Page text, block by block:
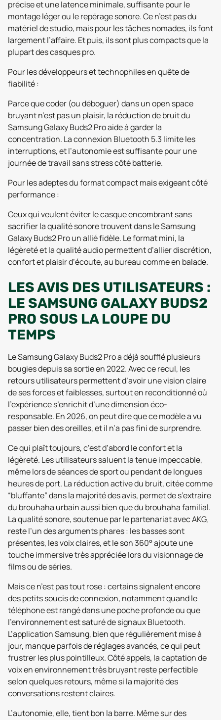
précise et une latence minimale, suffisante pour le
montage léger ou le repérage sonore. Ce n’est pas du
matériel de studio, mais pour les tâches nomades, ils font
largement l’affaire. Et puis, ils sont plus compacts que la
plupart des casques pro.
Pour les développeurs et technophiles en quête de
fiabilité :
Parce que coder (ou déboguer) dans un open space
bruyant n’est pas un plaisir, la réduction de bruit du
Samsung Galaxy Buds2 Pro aide à garder la
concentration. La connexion Bluetooth 5.3 limite les
interruptions, et l’autonomie est suffisante pour une
journée de travail sans stress côté batterie.
Pour les adeptes du format compact mais exigeant côté
performance :
Ceux qui veulent éviter le casque encombrant sans
sacrifier la qualité sonore trouvent dans le Samsung
Galaxy Buds2 Pro un allié fidèle. Le format mini, la
légèreté et la qualité audio permettent d’allier discrétion,
confort et plaisir d’écoute, au bureau comme en balade.
LES AVIS DES UTILISATEURS :
LE SAMSUNG GALAXY BUDS2
PRO SOUS LA LOUPE DU
TEMPS
Le Samsung Galaxy Buds2 Pro a déjà soufflé plusieurs
bougies depuis sa sortie en 2022. Avec ce recul, les
retours utilisateurs permettent d’avoir une vision claire
de ses forces et faiblesses, surtout en reconditionné où
l’expérience s’enrichit d’une dimension éco-
responsable. En 2026, on peut dire que ce modèle a vu
passer bien des oreilles, et il n’a pas fini de surprendre.
Ce qui plaît toujours, c’est d’abord le confort et la
légèreté. Les utilisateurs saluent la tenue impeccable,
même lors de séances de sport ou pendant de longues
heures de port. La réduction active du bruit, citée comme
“bluffante” dans la majorité des avis, permet de s’extraire
du brouhaha urbain aussi bien que du brouhaha familial.
La qualité sonore, soutenue par le partenariat avec AKG,
reste l’un des arguments phares : les basses sont
présentes, les voix claires, et le son 360° ajoute une
touche immersive très appréciée lors du visionnage de
films ou de séries.
Mais ce n’est pas tout rose : certains signalent encore
des petits soucis de connexion, notamment quand le
téléphone est rangé dans une poche profonde ou que
l’environnement est saturé de signaux Bluetooth.
L’application Samsung, bien que régulièrement mise à
jour, manque parfois de réglages avancés, ce qui peut
frustrer les plus pointilleux. Côté appels, la captation de
voix en environnement très bruyant reste perfectible
selon quelques retours, même si la majorité des
conversations restent claires.
L’autonomie, elle, tient bon la barre. Même sur des